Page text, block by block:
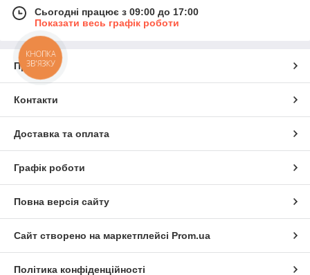
Сьогодні працює з 09:00 до 17:00
Показати весь графік роботи
Про нас
Контакти
Доставка та оплата
Графік роботи
Повна версія сайту
Сайт створено на маркетплейсі Prom.ua
Політика конфіденційності
КНОПКА
ЗВ'ЯЗКУ